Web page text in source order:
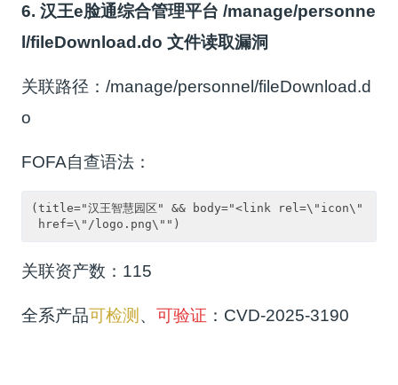
6. 汉王e脸通综合管理平台 /manage/personne
l/fileDownload.do 文件读取漏洞
关联路径：/manage/personnel/fileDownload.d
o
FOFA自查语法：
(title="汉王智慧园区" && body="<link rel=\"icon\"
href=\"/logo.png\"")
关联资产数：115
全系产品可检测 、可验证 ：CVD-2025-3190